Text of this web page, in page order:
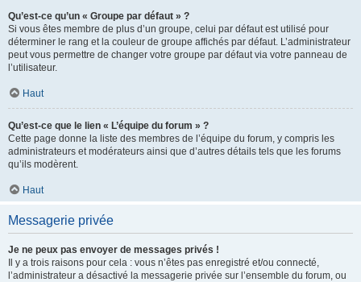
Qu’est-ce qu’un « Groupe par défaut » ?
Si vous êtes membre de plus d’un groupe, celui par défaut est utilisé pour
déterminer le rang et la couleur de groupe affichés par défaut. L’administrateur
peut vous permettre de changer votre groupe par défaut via votre panneau de
l’utilisateur.
Haut
Qu’est-ce que le lien « L’équipe du forum » ?
Cette page donne la liste des membres de l’équipe du forum, y compris les
administrateurs et modérateurs ainsi que d’autres détails tels que les forums
qu’ils modèrent.
Haut
Messagerie privée
Je ne peux pas envoyer de messages privés !
Il y a trois raisons pour cela : vous n’êtes pas enregistré et/ou connecté,
l’administrateur a désactivé la messagerie privée sur l’ensemble du forum, ou